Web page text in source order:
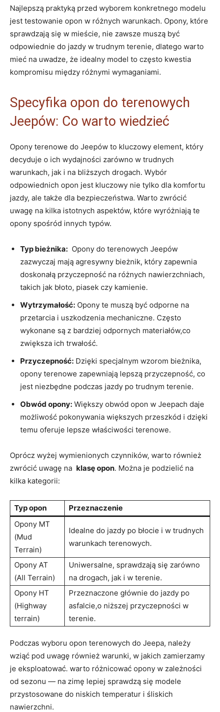
Najlepszą praktyką przed wyborem konkretnego modelu
jest‌ testowanie​ opon w różnych warunkach. Opony, które
sprawdzają się w mieście, nie zawsze muszą być
odpowiednie do jazdy⁢ w ⁢trudnym terenie, dlatego warto
⁢mieć na ‌uwadze, że idealny model⁢ to ‍często kwestia
kompromisu między różnymi wymaganiami.
Specyfika opon do ⁣terenowych
Jeepów: Co warto‌ wiedzieć
Opony terenowe‍ do Jeepów ‍to kluczowy ⁤element, który
decyduje o ​ich ⁢wydajności zarówno⁢ w⁤ trudnych⁣
warunkach, jak i na bliższych drogach. Wybór
odpowiednich opon⁣ jest kluczowy​ nie tylko dla komfortu
jazdy, ale także⁤ dla⁣ bezpieczeństwa. ⁤Warto zwrócić
‍uwagę na kilka istotnych aspektów, które wyróżniają ‌te
opony spośród innych typów.
Typ ​bieżnika: ⁢ Opony do terenowych Jeepów
zazwyczaj mają ‌agresywny bieżnik, który zapewnia⁤
doskonałą ‌przyczepność na różnych⁣ nawierzchniach,
takich jak błoto, piasek czy​ kamienie.
Wytrzymałość: Opony te muszą być odporne‌ na
przetarcia i uszkodzenia ‍mechaniczne. Często
wykonane ⁢są‍ z bardziej odpornych materiałów,co
zwiększa ich trwałość.
Przyczepność: Dzięki specjalnym‍ wzorom bieżnika,
opony terenowe zapewniają lepszą przyczepność, co
jest‍ niezbędne⁤ podczas jazdy po trudnym terenie.
Obwód opony: Większy obwód opon w Jeepach daje
⁣możliwość pokonywania większych przeszkód i ⁣dzięki
temu ‌oferuje lepsze właściwości⁤ terenowe.
Oprócz wyżej wymienionych⁢ czynników, warto również
zwrócić uwagę na ⁤ klasę opon.‌ Można je​ podzielić na
⁢kilka kategorii:
Typ⁣ opon
Przeznaczenie
Opony MT
(Mud
Terrain)
Idealne do jazdy ​po błocie i w trudnych
warunkach ‍terenowych.
Opony AT
(All Terrain)
Uniwersalne, sprawdzają się zarówno
na drogach, jak i w‌ terenie.
Opony HT
(Highway
terrain)
Przeznaczone głównie‍ do jazdy po ​
asfalcie,o niższej przyczepności w
terenie.
Podczas wyboru opon terenowych do Jeepa, należy​
wziąć pod uwagę również warunki, w jakich zamierzamy
je eksploatować. warto ⁣różnicować opony w zależności⁣
od‍ sezonu — na zimę lepiej sprawdzą się modele
przystosowane ‍do​ niskich temperatur i śliskich
nawierzchni.